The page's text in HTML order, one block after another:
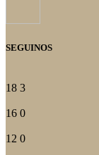
SEGUINOS
18 3
16 0
12 0